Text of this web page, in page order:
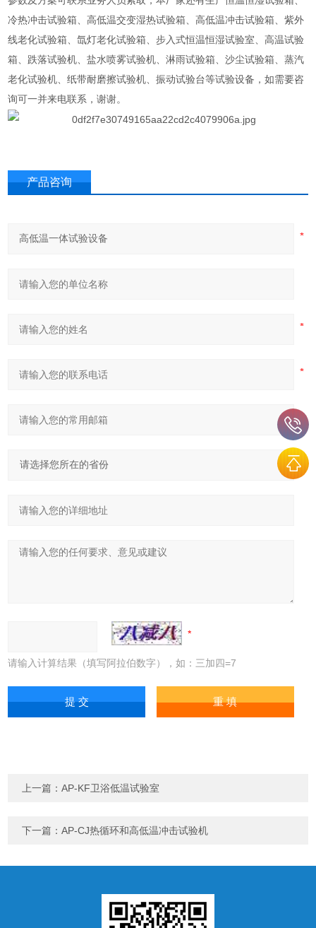
冷热冲击试验箱、高低温交变湿热试验箱、高低温冲击试验箱、紫外
线老化试验箱、氙灯老化试验箱、步入式恒温恒湿试验室、高温试验
箱、跌落试验机、盐水喷雾试验机、淋雨试验箱、沙尘试验箱、蒸汽
老化试验机、纸带耐磨擦试验机、振动试验台等试验设备，如需要咨
询可一并来电联系，谢谢。
产品咨询
请输入计算结果（填写阿拉伯数字），如：三加四=7
上一篇：AP-KF卫浴低温试验室
下一篇：AP-CJ热循环和高低温冲击试验机